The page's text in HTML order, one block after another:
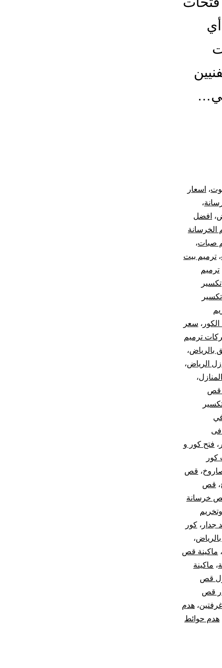
، اسعار
،
، افضل
الخرسانة
صبات،
، ترميم بيت
ترميم
تكسير
تكسير
، سعر
ترميم
بالرياض،
الرياض،
،
قص
، فتح كور و
كور
، قص
، قص
خرسانة
جدار ، كور
،
، ماكينة قص
، ماكينة
قص
قص
، هدم
هدم حوائط